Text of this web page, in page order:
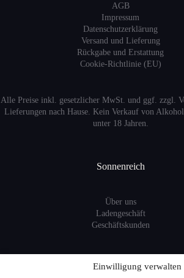
Einwilligung verwalten
AGB
Impressum
Datenschutzerklärung
Versand und Lieferung
Rückgabe und Erstattung
Cookie-Richtlinie (EU)
Alle Preise inkl. gesetzlicher MwSt. und ggf. zzgl.
Lieferungen nach Hause. Kein Verkauf von
unter 18 Jahren.
Sonnenreich
Über uns
Ladengeschäft
Geschäftskunden
Information